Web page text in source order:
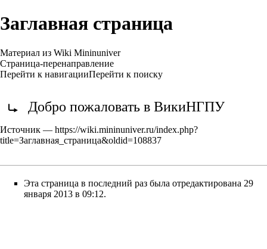
Заглавная страница
Материал из Wiki Mininuniver
Страница-перенаправление
Перейти к навигацииПерейти к поиску
Добро пожаловать в ВикиНГПУ
Источник — https://wiki.mininuniver.ru/index.php?
title=Заглавная_страница&oldid=108837
Эта страница в последний раз была отредактирована 29
января 2013 в 09:12.